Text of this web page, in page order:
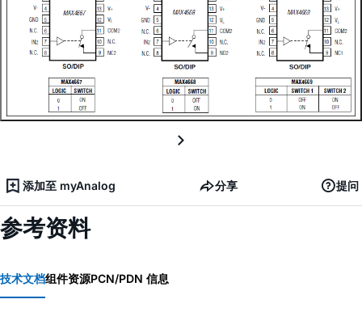
添加至 myAnalog 分享 提问
参考资料
技术文档组件资源PCN/PDN 信息